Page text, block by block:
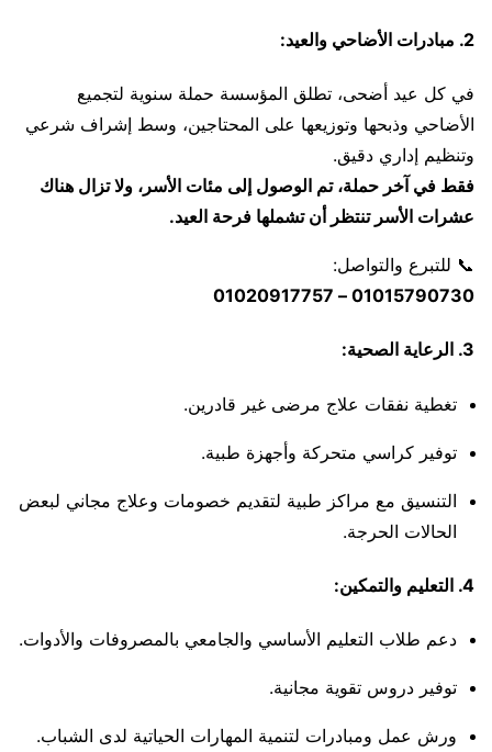
2. مبادرات الأضاحي والعيد:
في كل عيد أضحى، تطلق المؤسسة حملة سنوية لتجميع
الأضاحي وذبحها وتوزيعها على المحتاجين، وسط إشراف شرعي
وتنظيم إداري دقيق.
فقط في آخر حملة، تم الوصول إلى مئات الأسر، ولا تزال هناك
عشرات الأسر تنتظر أن تشملها فرحة العيد.
📞 للتبرع والتواصل:
01015790730 – 01020917757
3. الرعاية الصحية:
تغطية نفقات علاج مرضى غير قادرين.
توفير كراسي متحركة وأجهزة طبية.
التنسيق مع مراكز طبية لتقديم خصومات وعلاج مجاني لبعض
الحالات الحرجة.
4. التعليم والتمكين:
دعم طلاب التعليم الأساسي والجامعي بالمصروفات والأدوات.
توفير دروس تقوية مجانية.
ورش عمل ومبادرات لتنمية المهارات الحياتية لدى الشباب.